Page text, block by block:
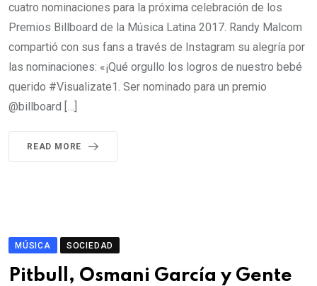
cuatro nominaciones para la próxima celebración de los
Premios Billboard de la Música Latina 2017. Randy Malcom
compartió con sus fans a través de Instagram su alegría por
las nominaciones: «¡Qué orgullo los logros de nuestro bebé
querido #Visualizate1. Ser nominado para un premio
@billboard […]
READ MORE
MÚSICA SOCIEDAD
Pitbull, Osmani García y Gente